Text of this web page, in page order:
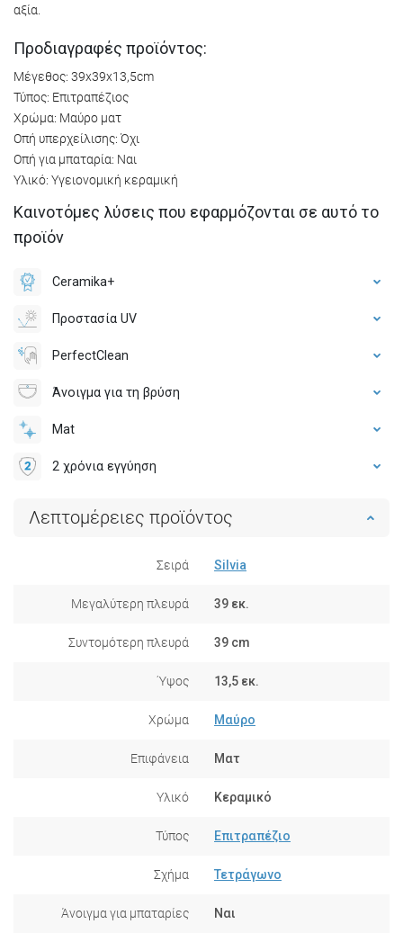
αξία.
Προδιαγραφές προϊόντος:
Μέγεθος: 39x39x13,5cm
Τύπος: Επιτραπέζιος
Χρώμα: Μαύρο ματ
Οπή υπερχείλισης: Όχι
Οπή για μπαταρία: Ναι
Υλικό: Υγειονομική κεραμική
Καινοτόμες λύσεις που εφαρμόζονται σε αυτό το
προϊόν
Ceramika+
Προστασία UV
PerfectClean
Άνοιγμα για τη βρύση
Mat
2 χρόνια εγγύηση
Λεπτομέρειες προϊόντος
Σειρά Silvia
Μεγαλύτερη πλευρά 39 εκ.
Συντομότερη πλευρά 39 cm
Ύψος 13,5 εκ.
Χρώμα Μαύρο
Επιφάνεια Ματ
Υλικό Κεραμικό
Τύπος Επιτραπέζιο
Σχήμα Τετράγωνο
Άνοιγμα για μπαταρίες Ναι